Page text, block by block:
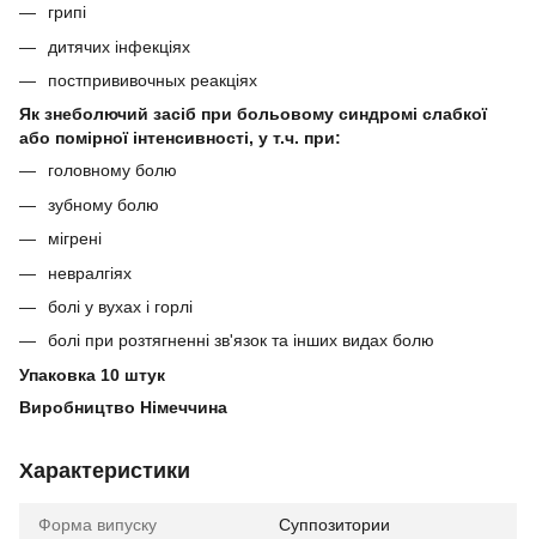
грипі
дитячих інфекціях
постпрививочных реакціях
Як знеболючий засіб при больовому синдромі слабкої
або помірної інтенсивності, у т.ч. при:⠀
головному болю
зубному болю
мігрені
невралгіях
болі у вухах і горлі
болі при розтягненні зв'язок та інших видах болю
Упаковка 10 штук
Виробництво Німеччина
Характеристики
Форма випуску Суппозитории